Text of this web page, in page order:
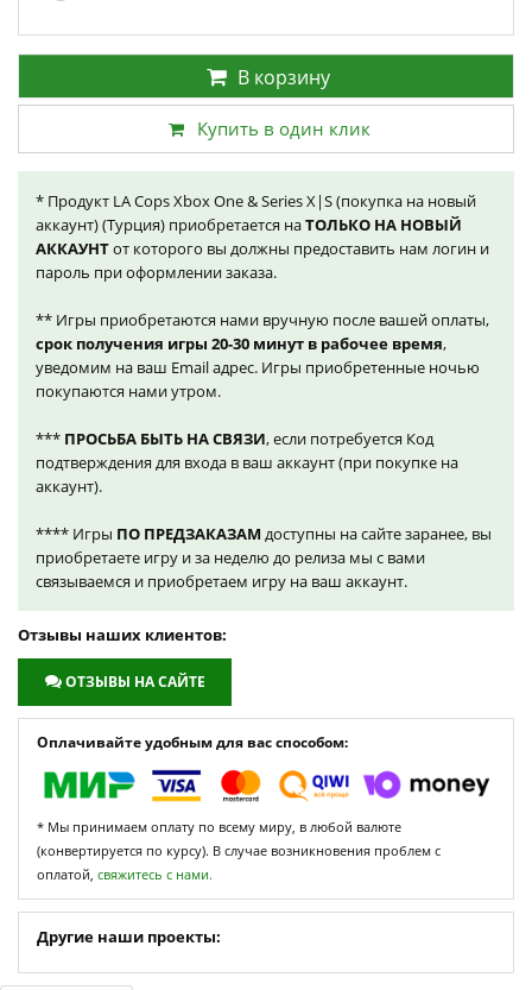
В корзину
Купить в один клик
* Продукт LA Cops Xbox One & Series X|S (покупка на новый
аккаунт) (Турция) приобретается наТОЛЬКО НА НОВЫЙ
АККАУНТот которого вы должны предоставить нам логин и
пароль при оформлении заказа.
** Игры приобретаются нами вручную после вашей оплаты,
срок получения игры 20-30 минут в рабочее время,
уведомим на ваш Email адрес. Игры приобретенные ночью
покупаются нами утром.
*** ПРОСЬБА БЫТЬ НА СВЯЗИ, если потребуется Код
подтверждения для входа в ваш аккаунт (при покупке на
аккаунт).
**** Игры ПО ПРЕДЗАКАЗАМ доступны на сайте заранее, вы
приобретаете игру и за неделю до релиза мы с вами
связываемся и приобретаем игру на ваш аккаунт.
Отзывы наших клиентов:
ОТЗЫВЫ НА САЙТЕ
Оплачивайте удобным для вас способом:
* Мы принимаем оплату по всему миру, в любой валюте
(конвертируется по курсу). В случае возникновения проблем с
оплатой, свяжитесь с нами.
Другие наши проекты: